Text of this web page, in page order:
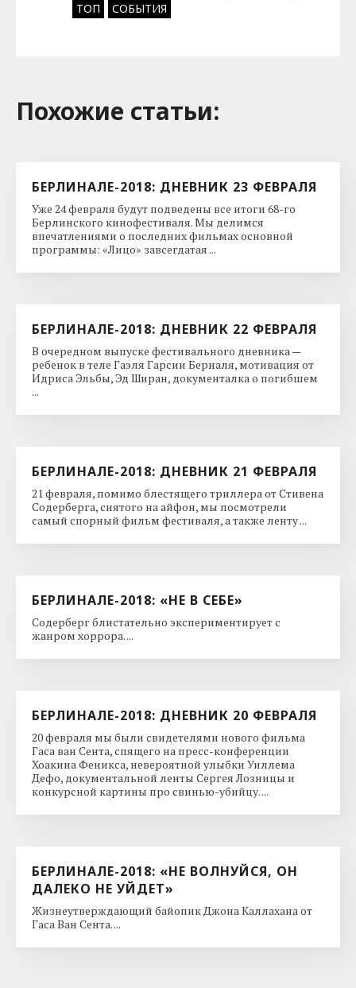
ТОП
СОБЫТИЯ
Похожие cтатьи:
БЕРЛИНАЛЕ-2018: ДНЕВНИК 23 ФЕВРАЛЯ
Уже 24 февраля будут подведены все итоги 68-го
Берлинского кинофестиваля. Мы делимся
впечатлениями о последних фильмах основной
программы: «Лицо» завсегдатая ...
БЕРЛИНАЛЕ-2018: ДНЕВНИК 22 ФЕВРАЛЯ
В очередном выпуске фестивального дневника —
ребенок в теле Гаэля Гарсии Берналя, мотивация от
Идриса Эльбы, Эд Ширан, документалка о погибшем
...
БЕРЛИНАЛЕ-2018: ДНЕВНИК 21 ФЕВРАЛЯ
21 февраля, помимо блестящего триллера от Стивена
Содерберга, снятого на айфон, мы посмотрели
самый спорный фильм фестиваля, а также ленту ...
БЕРЛИНАЛЕ-2018: «НЕ В СЕБЕ»
Содерберг блистательно экспериментирует с
жанром хоррора. ...
БЕРЛИНАЛЕ-2018: ДНЕВНИК 20 ФЕВРАЛЯ
20 февраля мы были свидетелями нового фильма
Гаса ван Сента, спящего на пресс-конференции
Хоакина Феникса, невероятной улыбки Уиллема
Дефо, документальной ленты Сергея Лозницы и
конкурсной картины про свинью-убийцу. ...
БЕРЛИНАЛЕ-2018: «НЕ ВОЛНУЙСЯ, ОН
ДАЛЕКО НЕ УЙДЕТ»
Жизнеутверждающий байопик Джона Каллахана от
Гаса Ван Сента. ...